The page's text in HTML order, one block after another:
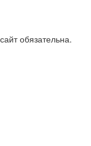
обязательна.